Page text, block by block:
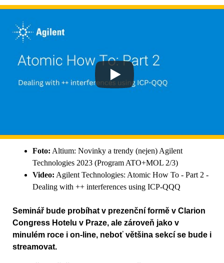
Foto: Altium: Novinky a trendy (nejen) Agilent
Technologies 2023 (Program ATO+MOL 2/3)
Video: Agilent Technologies: Atomic How To - Part 2 -
Dealing with ++ interferences using ICP-QQQ
Seminář bude probíhat v prezenční formě v Clarion
Congress Hotelu v Praze, ale zároveň jako v
minulém roce i on-line, neboť většina sekcí se bude i
streamovat.